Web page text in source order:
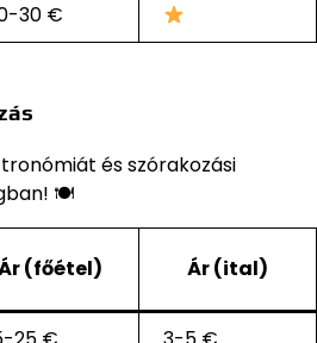
30 €
és szórakozási
🍽
(főétel) Ár (ital)